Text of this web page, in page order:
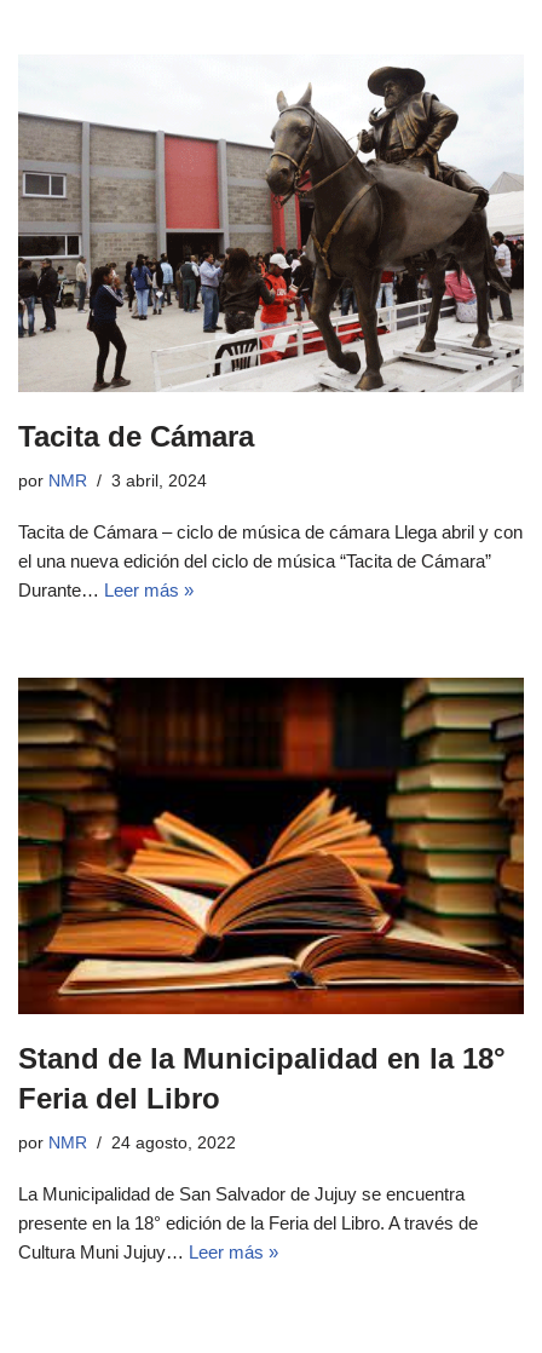
Tacita de Cámara
por NMR 3 abril, 2024
Tacita de Cámara – ciclo de música de cámara Llega abril y con
el una nueva edición del ciclo de música “Tacita de Cámara”
Durante… Leer más »
Stand de la Municipalidad en la 18°
Feria del Libro
por NMR 24 agosto, 2022
La Municipalidad de San Salvador de Jujuy se encuentra
presente en la 18° edición de la Feria del Libro. A través de
Cultura Muni Jujuy… Leer más »